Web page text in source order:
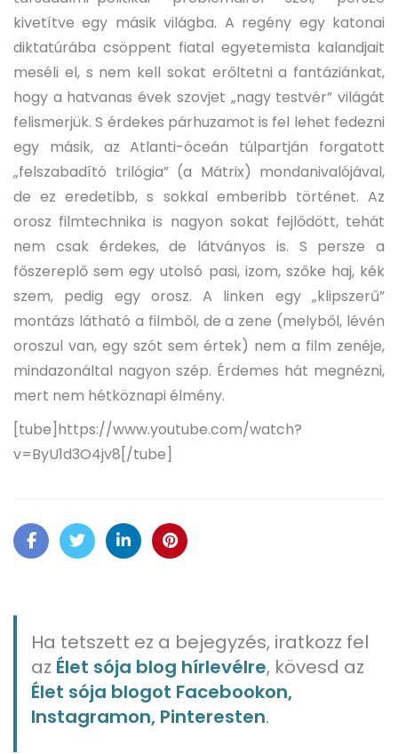
kivetítve egy másik világba. A regény egy katonai
diktatúrába csöppent fiatal egyetemista kalandjait
meséli el, s nem kell sokat erőltetni a fantáziánkat,
hogy a hatvanas évek szovjet „nagy testvér” világát
felismerjük. S érdekes párhuzamot is fel lehet fedezni
egy másik, az Atlanti-óceán túlpartján forgatott
„felszabadító trilógia” (a Mátrix) mondanivalójával,
de ez eredetibb, s sokkal emberibb történet. Az
orosz filmtechnika is nagyon sokat fejlődött, tehát
nem csak érdekes, de látványos is. S persze a
főszereplő sem egy utolsó pasi, izom, szőke haj, kék
szem, pedig egy orosz. A linken egy „klipszerű”
montázs látható a filmből, de a zene (melyből, lévén
oroszul van, egy szót sem értek) nem a film zenéje,
mindazonáltal nagyon szép. Érdemes hát megnézni,
mert nem hétköznapi élmény.
[tube]https://www.youtube.com/watch?
v=ByU1d3O4jv8[/tube]
Ha tetszett ez a bejegyzés, iratkozz fel
az Élet sója blog hírlevélre, kövesd az
Élet sója blogot Facebookon,
Instagramon, Pinteresten.